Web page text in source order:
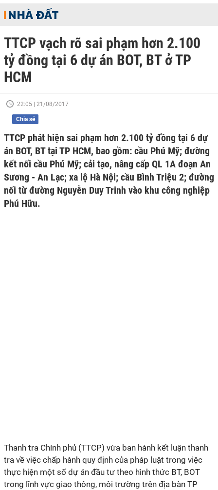
NHÀ ĐẤT
TTCP vạch rõ sai phạm hơn 2.100
tỷ đồng tại 6 dự án BOT, BT ở TP
HCM
22:05 | 21/08/2017
Chia sẻ
TTCP phát hiện sai phạm hơn 2.100 tỷ đồng tại 6 dự
án BOT, BT tại TP HCM, bao gồm: cầu Phú Mỹ; đường
kết nối cầu Phú Mỹ; cải tạo, nâng cấp QL 1A đoạn An
Sương - An Lạc; xa lộ Hà Nội; cầu Bình Triệu 2; đường
nối từ đường Nguyễn Duy Trinh vào khu công nghiệp
Phú Hữu.
Thanh tra Chính phủ (TTCP) vừa ban hành kết luận thanh
tra về việc chấp hành quy định của pháp luật trong việc
thực hiện một số dự án đầu tư theo hình thức BT, BOT
trong lĩnh vực giao thông, môi trường trên địa bàn TP